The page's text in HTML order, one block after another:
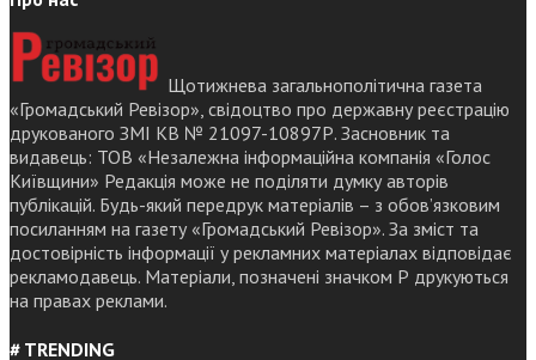
Щотижнева загальнополітична газета
«Громадський Ревізор», свідоцтво про державну реєстрацію
друкованого ЗМІ КВ № 21097-10897Р. Засновник та
видавець: ТОВ «Незалежна інформаційна компанія «Голос
Київщини» Редакція може не поділяти думку авторів
публікацій. Будь-який передрук матеріалів – з обов’язковим
посиланням на газету «Громадський Ревізор». За зміст та
достовірність інформації у рекламних матеріалах відповідає
рекламодавець. Матеріали, позначені значком Р друкуються
на правах реклами.
# TRENDING